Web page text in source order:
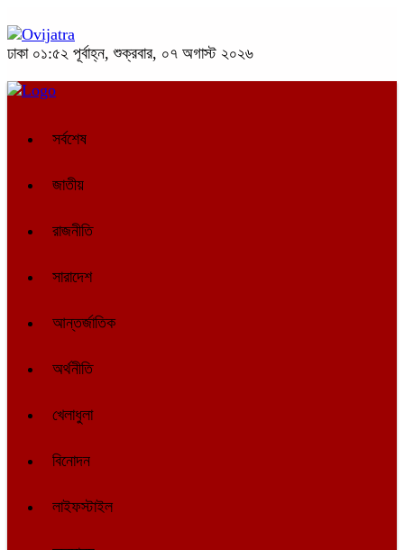
ঢাকা ০১:৫২ পূর্বাহ্ন, শুক্রবার, ০৭ অগাস্ট ২০২৬
সর্বশেষ
জাতীয়
রাজনীতি
সারাদেশ
আন্তর্জাতিক
অর্থনীতি
খেলাধুলা
বিনোদন
লাইফস্টাইল